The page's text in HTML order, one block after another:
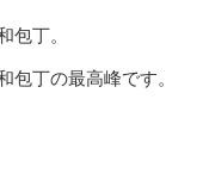
丁。
丁の最高峰です。